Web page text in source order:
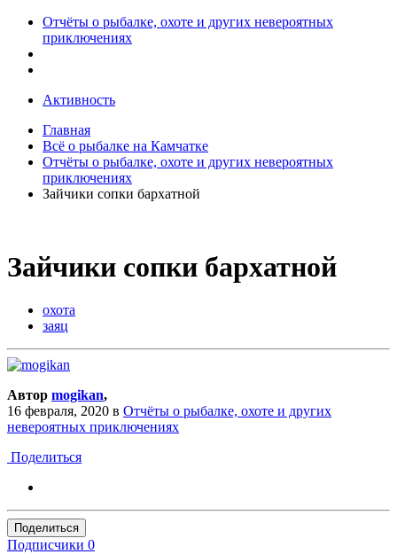
Отчёты о рыбалке, охоте и других невероятных
приключениях
Активность
Главная
Всё о рыбалке на Камчатке
Отчёты о рыбалке, охоте и других невероятных
приключениях
Зайчики сопки бархатной
Зайчики сопки бархатной
охота
заяц
Автор mogikan,
16 февраля, 2020 в Отчёты о рыбалке, охоте и других
невероятных приключениях
Поделиться
Поделиться
Подписчики 0